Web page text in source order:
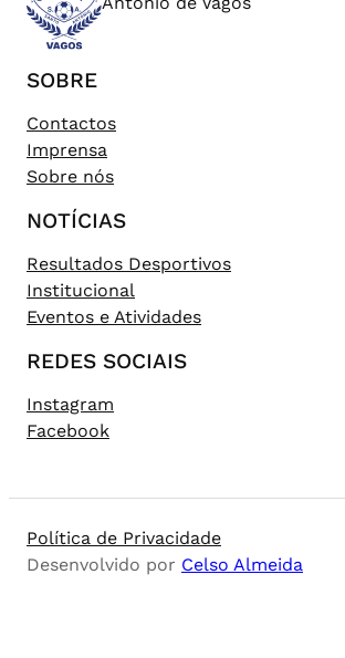
SOBRE
Contactos
Imprensa
Sobre nós
NOTÍCIAS
Resultados Desportivos
Institucional
Eventos e Atividades
REDES SOCIAIS
Instagram
Facebook
Política de Privacidade
Desenvolvido por Celso Almeida